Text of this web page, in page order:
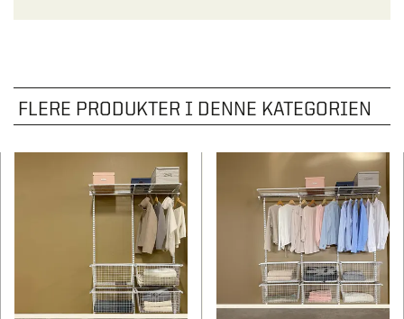
FLERE PRODUKTER I DENNE KATEGORIEN